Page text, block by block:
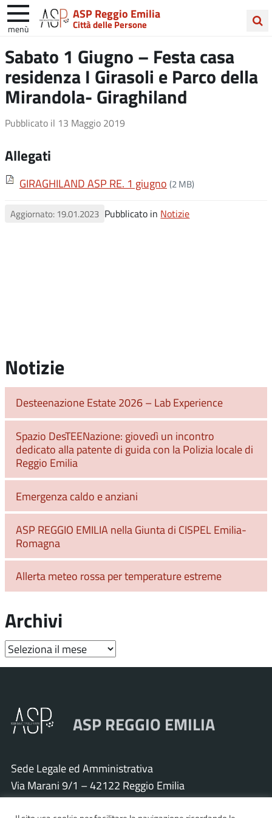
ASP Reggio Emilia
Città delle Persone
menù
nel
sito
Sabato 1 Giugno – Festa casa
residenza I Girasoli e Parco della
Mirandola- Giraghiland
Pubblicato il 13 Maggio 2019
Allegati
GIRAGHILAND ASP RE. 1 giugno (2 MB)
Aggiornato: 19.01.2023 Pubblicato in Notizie
Notizie
Desteenazione Estate 2026 – Lab Experience
Spazio DesTEENazione: giovedì un incontro
dedicato alla patente di guida con la Polizia locale di
Reggio Emilia
Emergenza caldo e anziani
ASP REGGIO EMILIA nella Giunta di CISPEL Emilia-
Romagna
Allerta meteo rossa per temperature estreme
Archivi
Archivi
ASP REGGIO EMILIA
Sede Legale ed Amministrativa
Via Marani 9/1 – 42122 Reggio Emilia
Tel. 0522 571011 – Fax 0522 571030